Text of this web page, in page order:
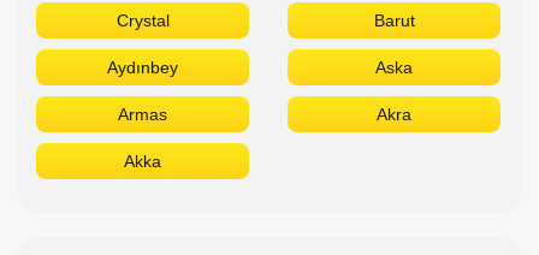
Crystal Barut
Aydınbey Aska
Armas Akra
Akka